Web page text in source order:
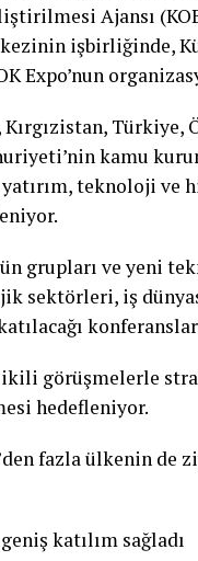
Ajansı
işbirliğinde,
Expo’nun
kamu
yatırım, teknoloji
grupları ve yeni
sektörleri, iş
ikili görüşmelerle
hedefleniyor.
fazla ülkenin
katılım sağladı